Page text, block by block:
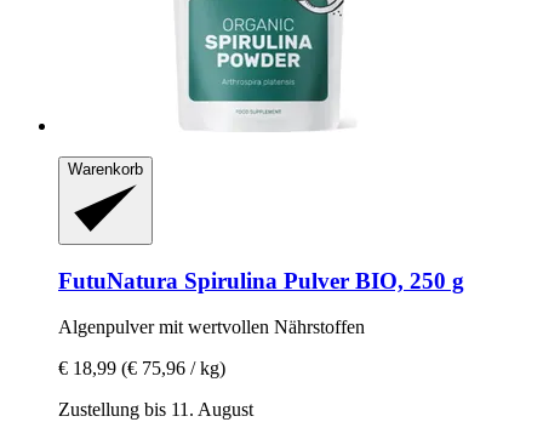
Warenkorb
FutuNatura Spirulina Pulver BIO, 250 g
Algenpulver mit wertvollen Nährstoffen
€ 18,99 (€ 75,96 / kg)
Zustellung bis 11. August